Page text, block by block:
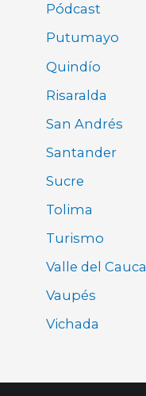
Pódcast
Putumayo
Quindío
Risaralda
San Andrés
Santander
Sucre
Tolima
Turismo
Valle del Cauca
Vaupés
Vichada